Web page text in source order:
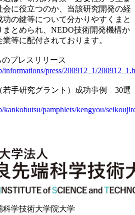
に役立つのか、当該研究開発の経
の鍵等について分かりやすくまと
とめられ、NEDO技術開発機構か
等に配付されております。
プレスリリース
press/200912_1/
若手研究グラント）成功事例 30選
pamphlets/kengyou/
学技術大学院大学